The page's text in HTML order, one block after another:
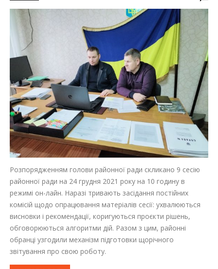
Розпорядженням голови районної ради скликано 9 сесію
районної ради на 24 грудня 2021 року на 10 годину в
режимі он-лайн. Наразі тривають засідання постійних
комісій щодо опрацювання матеріалів сесії: ухвалюються
висновки і рекомендації, коригуються проєкти рішень,
обговорюються алгоритми дій. Разом з цим, районні
обранці узгодили механізм підготовки щорічного
звітування про свою роботу.